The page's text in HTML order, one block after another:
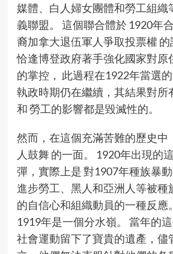
媒體、白人婦女團體和勞工組織
義聯盟。 這個聯合體於 1920年
裔加拿大退伍軍人爭取投票權
恰逢博登政府著手強化國家對原
的掌控， 此過程在1922年當選
執政時期仍在繼續，其結果對所
和 勞工的影響都是毀滅性的。
然而，在這個充滿苦難的歷史中
人鼓舞 的一面。 1920年出現的
彈，實際上是 對1907年種族暴動
進步勞工、黑人和亞洲人等被種
的自信心和組織動員的一種反應
1919年是一個分水嶺。 當年的
社會運動留下了寶貴的遺產，儘